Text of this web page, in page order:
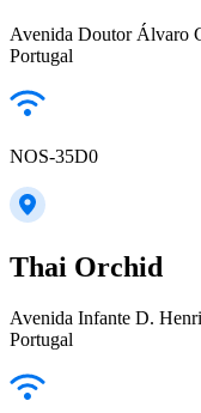
Avenida Doutor Álvaro
Portugal
NOS-35D0
Thai Orchid
Avenida Infante D.
Portugal